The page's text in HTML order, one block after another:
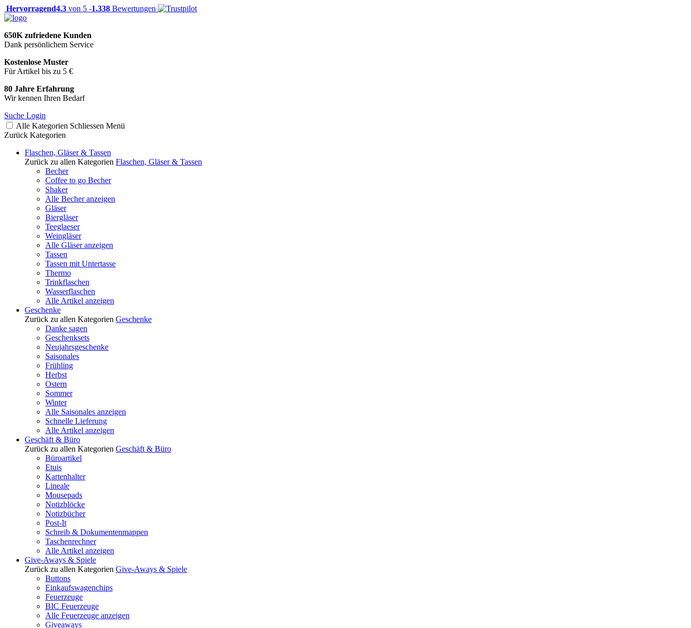
Hervorragend4.3 von 5 -1.338 Bewertungen
650K zufriedene Kunden
Dank persönlichem Service
Kostenlose Muster
Für Artikel bis zu 5 €
80 Jahre Erfahrung
Wir kennen Ihren Bedarf
Suche Login
Alle Kategorien Schliessen Menü
Zurück Kategorien
Flaschen, Gläser & Tassen
Zurück zu allen Kategorien Flaschen, Gläser & Tassen
Becher
Coffee to go Becher
Shaker
Alle Becher anzeigen
Gläser
Biergläser
Teeglaeser
Weingläser
Alle Gläser anzeigen
Tassen
Tassen mit Untertasse
Thermo
Trinkflaschen
Wasserflaschen
Alle Artikel anzeigen
Geschenke
Zurück zu allen Kategorien Geschenke
Danke sagen
Geschenksets
Neujahrsgeschenke
Saisonales
Frühling
Herbst
Ostern
Sommer
Winter
Alle Saisonales anzeigen
Schnelle Lieferung
Alle Artikel anzeigen
Geschäft & Büro
Zurück zu allen Kategorien Geschäft & Büro
Büroartikel
Etuis
Kartenhalter
Lineale
Mousepads
Notizblöcke
Notizbücher
Post-It
Schreib & Dokumentenmappen
Taschenrechner
Alle Artikel anzeigen
Give-Aways & Spiele
Zurück zu allen Kategorien Give-Aways & Spiele
Buttons
Einkaufswagenchips
Feuerzeuge
BIC Feuerzeuge
Alle Feuerzeuge anzeigen
Giveaways